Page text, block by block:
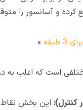
کرده و آسانسور را
»
است که اغلب به
کنترل): این بخش نقاط